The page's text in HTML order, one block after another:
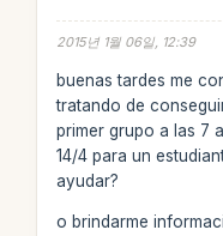
2015년 1월 06일, 12:39
buenas tardes me
tratando de
primer grupo a las 7
14/4 para un
ayudar?
o brindarme